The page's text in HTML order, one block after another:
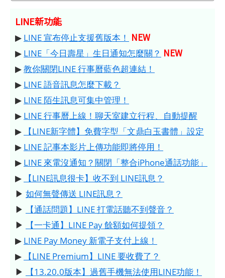
LINE新功能
▶ LINE 宣布停止支援舊版本！ NEW
▶ LINE「今日壽星」生日通知怎麼關？ NEW
▶教你關閉LINE 行事曆藍色超連結！
▶ LINE 語音訊息怎麼下載？
▶ LINE 陌生訊息可集中管理！
▶ LINE 行事曆上線！聊天室建立行程、自動提醒
▶
【LINE新字體】免費字型「文鼎白玉書體」設定
▶ LINE 記事本影片上傳功能即將停用！
▶ LINE 來電沒通知？關閉「整合iPhone通話功能」
▶
【LINE訊息很卡】收不到 LINE訊息？
▶ 如何無聲傳送 LINE訊息？
▶
【通話問題】LINE 打電話聽不到聲音？
▶
【一卡通】LINE Pay 餘額如何提領？
▶ LINE Pay Money 新電子支付上線！
▶
【LINE Premium】LINE 要收費了？
▶
【13.20.0版本】過舊手機無法使用LINE功能！